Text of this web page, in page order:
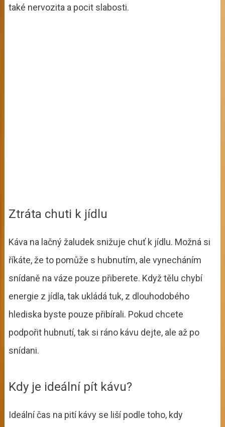
také nervozita a pocit slabosti.
Ztráta chuti k jídlu
Káva na lačný žaludek snižuje chuť k jídlu. Možná si
říkáte, že to pomůže s hubnutím, ale vynecháním
snídaně na váze pouze přiberete. Když tělu chybí
energie z jídla, tak ukládá tuk, z dlouhodobého
hlediska byste pouze přibírali. Pokud chcete
podpořit hubnutí, tak si ráno kávu dejte, ale až po
snídani.
Kdy je ideální pít kávu?
Ideální čas na pití kávy se liší podle toho, kdy